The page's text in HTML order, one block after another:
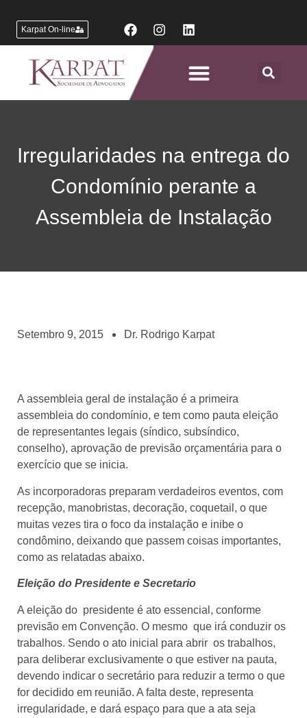
Karpat On-line
Irregularidades na entrega do
Condomínio perante a
Assembleia de Instalação
Setembro 9, 2015 Dr. Rodrigo Karpat
A assembleia geral de instalação é a primeira
assembleia do condomínio, e tem como pauta eleição
de representantes legais (síndico, subsíndico,
conselho), aprovação de previsão orçamentária para o
exercício que se inicia.
As incorporadoras preparam verdadeiros eventos, com
recepção, manobristas, decoração, coquetail, o que
muitas vezes tira o foco da instalação e inibe o
condômino, deixando que passem coisas importantes,
como as relatadas abaixo.
Eleição do Presidente e Secretario
A eleição do presidente é ato essencial, conforme
previsão em Convenção. O mesmo que irá conduzir os
trabalhos. Sendo o ato inicial para abrir os trabalhos,
para deliberar exclusivamente o que estiver na pauta,
devendo indicar o secretário para reduzir a termo o que
for decidido em reunião. A falta deste, representa
irregularidade, e dará espaço para que a ata seja